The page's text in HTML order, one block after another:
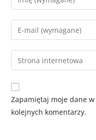
Zapamiętaj moje dane
kolejnych komentarzy.